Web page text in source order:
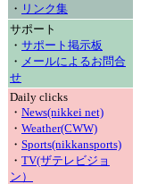
・ リンク集
サポート
・ サポート掲示板
・ メールによるお問合
せ
Daily clicks
・ News(nikkei net)
・ Weather(CWW)
・ Sports(nikkansports)
・ TV(ザテレビジョ
ン）